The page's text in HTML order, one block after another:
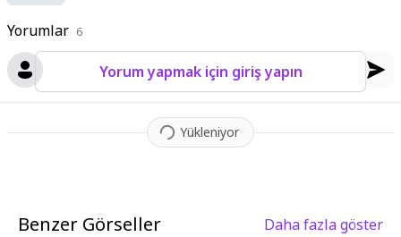
Yorumlar 6
Yorum yapmak için giriş yapın
Yükleniyor
Benzer Görseller Daha fazla göster